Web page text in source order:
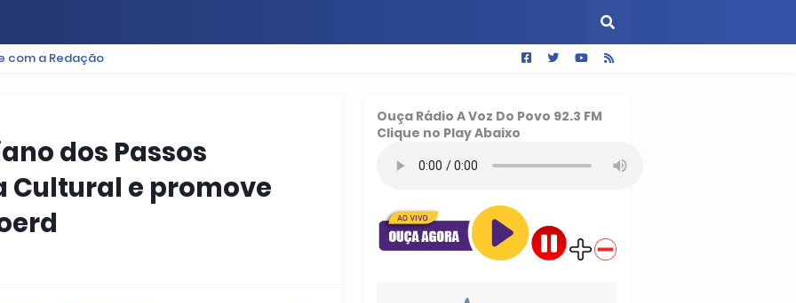
BAIXADA
com a Redação
dos Passos
Cultural e promove
Ouça Rádio A Voz Do Povo 92.3 FM
Clique no Play Abaixo